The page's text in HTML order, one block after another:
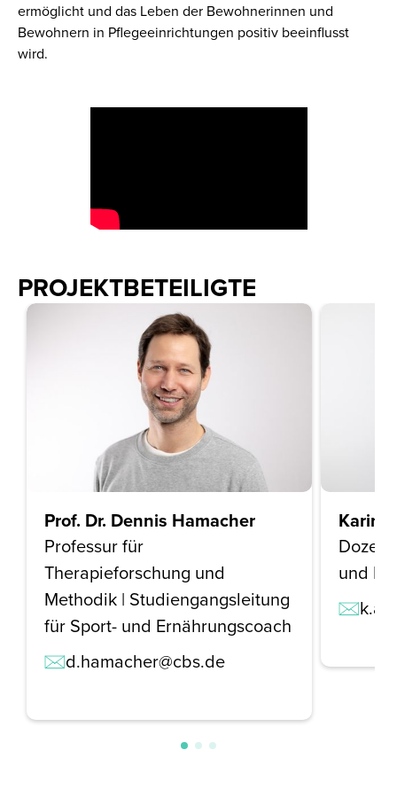
ermöglicht und das Leben der Bewohnerinnen und
Bewohnern in Pflegeeinrichtungen positiv beeinflusst
wird.
PROJEKTBETEILIGTE
Prof. Dr. Dennis Hamacher
Professur für
Therapieforschung und
Methodik | Studiengangsleitung
für Sport- und Ernährungscoach
d.hamacher@cbs.de
Karin
und